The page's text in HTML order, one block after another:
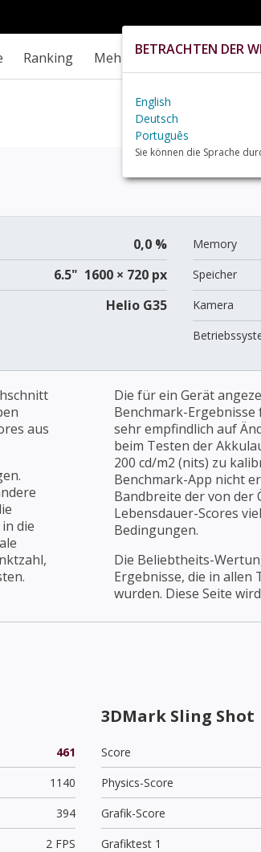
Ranking Mehr
0,0 %
6.5" 1600 × 720 px
Helio G35
Memory
Speicher
Kamera
aus
die
Die für ein Gerät
Benchmark-
sehr empfindlich auf
beim Testen der
200 cd/m2 (nits) zu
Benchmark-App nicht
Bandbreite der von
Lebensdauer-Scores
Bedingungen.
Die Beliebtheits-
Ergebnisse, die in allen
wurden. Diese Seite
461
1140
394
2 FPS
3DMark Sling Shot
Score
Physics-Score
Grafik-Score
Grafiktest 1
BETRACHTEN DER
English
Deutsch
Português
Sie können die Sprache